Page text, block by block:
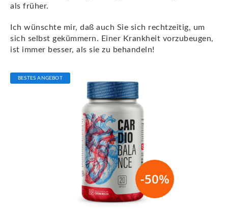
als früher.
Ich wünschte mir, daß auch Sie sich rechtzeitig, um
sich selbst gekümmern. Einer Krankheit vorzubeugen,
ist immer besser, als sie zu behandeln!
BESTES ANGEBOT
-50%